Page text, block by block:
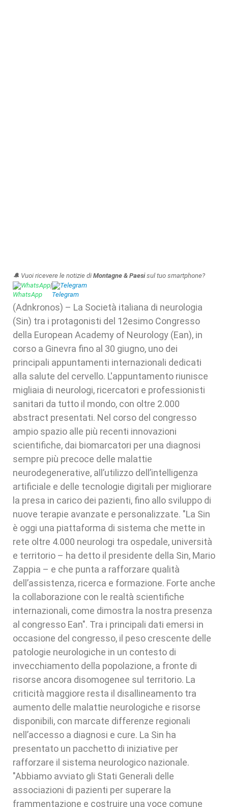
🔔 Vuoi ricevere le notizie di Montagne & Paesisul tuo smartphone?
WhatsApp| Telegram
(Adnkronos) – La Società italiana di neurologia
(Sin) tra i protagonisti del 12esimo Congresso
della European Academy of Neurology (Ean), in
corso a Ginevra fino al 30 giugno, uno dei
principali appuntamenti internazionali dedicati
alla salute del cervello. L'appuntamento riunisce
migliaia di neurologi, ricercatori e professionisti
sanitari da tutto il mondo, con oltre 2.000
abstract presentati. Nel corso del congresso
ampio spazio alle più recenti innovazioni
scientifiche, dai biomarcatori per una diagnosi
sempre più precoce delle malattie
neurodegenerative, all’utilizzo dell’intelligenza
artificiale e delle tecnologie digitali per migliorare
la presa in carico dei pazienti, fino allo sviluppo di
nuove terapie avanzate e personalizzate. "La Sin
è oggi una piattaforma di sistema che mette in
rete oltre 4.000 neurologi tra ospedale, università
e territorio – ha detto il presidente della Sin, Mario
Zappia – e che punta a rafforzare qualità
dell’assistenza, ricerca e formazione. Forte anche
la collaborazione con le realtà scientifiche
internazionali, come dimostra la nostra presenza
al congresso Ean". Tra i principali dati emersi in
occasione del congresso, il peso crescente delle
patologie neurologiche in un contesto di
invecchiamento della popolazione, a fronte di
risorse ancora disomogenee sul territorio. La
criticità maggiore resta il disallineamento tra
aumento delle malattie neurologiche e risorse
disponibili, con marcate differenze regionali
nell’accesso a diagnosi e cure. La Sin ha
presentato un pacchetto di iniziative per
rafforzare il sistema neurologico nazionale.
"Abbiamo avviato gli Stati Generali delle
associazioni di pazienti per superare la
frammentazione e costruire una voce comune